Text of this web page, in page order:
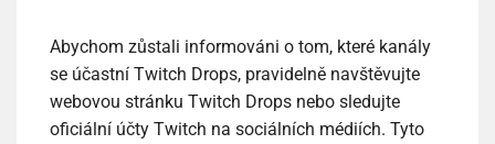
Abychom zůstali informováni o tom, které kanály
se účastní Twitch Drops, pravidelně navštěvujte
webovou stránku Twitch Drops nebo sledujte
oficiální účty Twitch na sociálních médiích. Tyto